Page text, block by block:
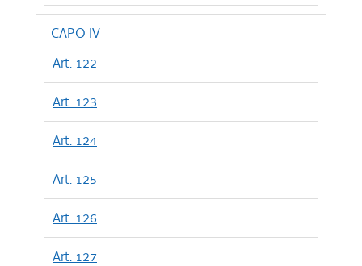
CAPO IV
Art. 122
Art. 123
Art. 124
Art. 125
Art. 126
Art. 127